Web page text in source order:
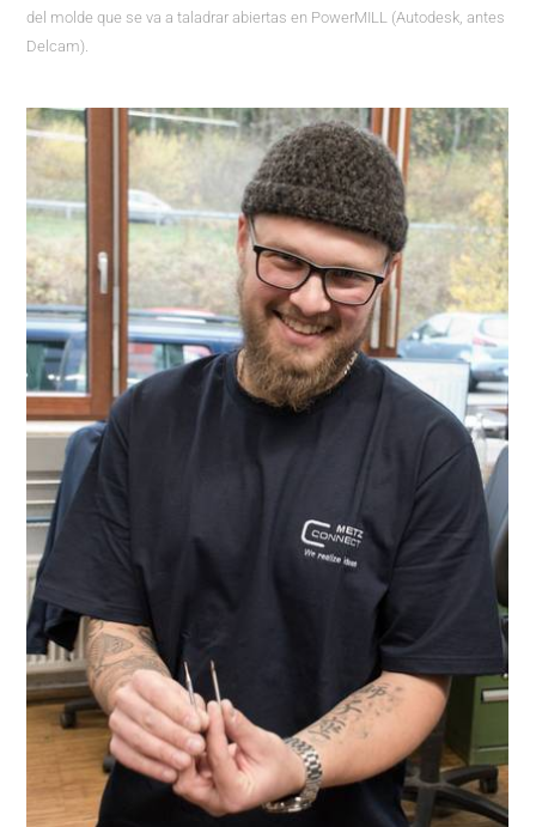
del molde que se va a taladrar abiertas en PowerMILL (Autodesk, antes
Delcam).